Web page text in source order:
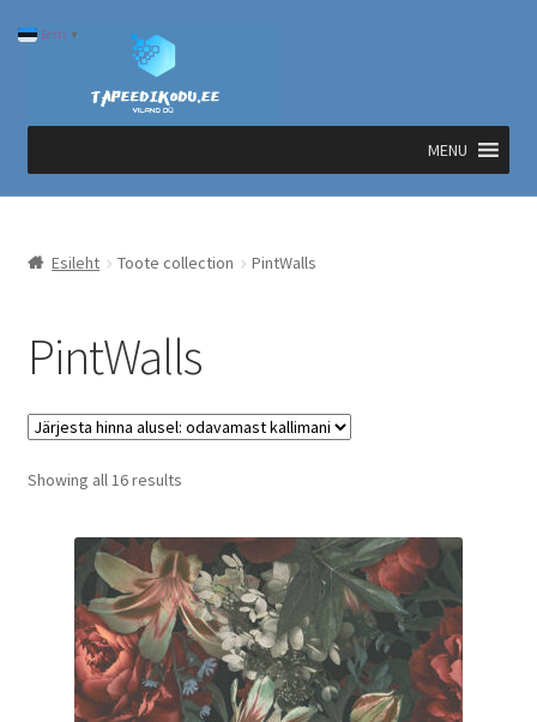
Liigu
navigeerimisele
Liigu
MENU
Esileht Toote collection PintWalls
PintWalls
Showing all 16 resultsSorted
low
to
high
Eesti ▼